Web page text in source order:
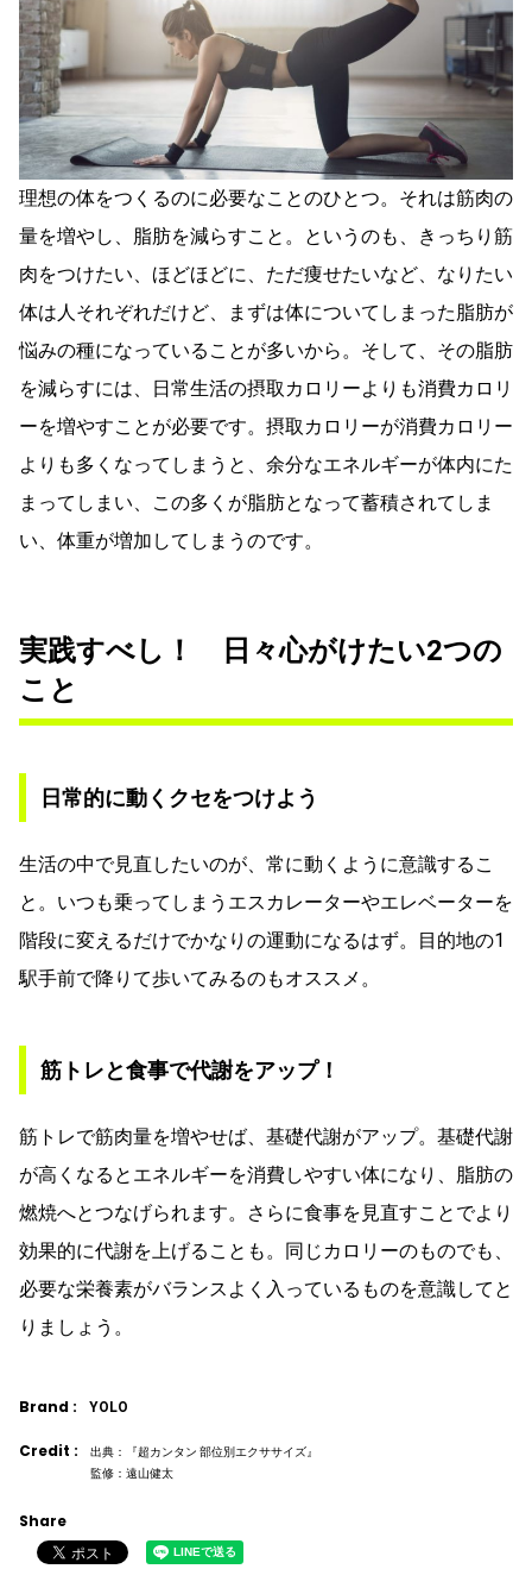
理想の体をつくるのに必要なことのひとつ。それは筋肉の
量を増やし、脂肪を減らすこと。というのも、きっちり筋
肉をつけたい、ほどほどに、ただ痩せたいなど、なりたい
体は人それぞれだけど、まずは体についてしまった脂肪が
悩みの種になっていることが多いから。そして、その脂肪
を減らすには、日常生活の摂取カロリーよりも消費カロリ
ーを増やすことが必要です。摂取カロリーが消費カロリー
よりも多くなってしまうと、余分なエネルギーが体内にた
まってしまい、この多くが脂肪となって蓄積されてしま
い、体重が増加してしまうのです。
実践すべし！ 日々心がけたい2つの
こと
日常的に動くクセをつけよう
生活の中で見直したいのが、常に動くように意識するこ
と。いつも乗ってしまうエスカレーターやエレベーターを
階段に変えるだけでかなりの運動になるはず。目的地の1
駅手前で降りて歩いてみるのもオススメ。
筋トレと食事で代謝をアップ！
筋トレで筋肉量を増やせば、基礎代謝がアップ。基礎代謝
が高くなるとエネルギーを消費しやすい体になり、脂肪の
燃焼へとつなげられます。さらに食事を見直すことでより
効果的に代謝を上げることも。同じカロリーのものでも、
必要な栄養素がバランスよく入っているものを意識してと
りましょう。
Brand : YOLO
Credit :
出典：『超カンタン 部位別エクササイズ』
監修：遠山健太
Share